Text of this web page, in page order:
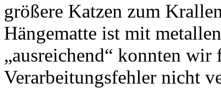
größere Katzen zum
Hängematte ist mit
„ausreichend“ konnten
Verarbeitungsfehler nicht